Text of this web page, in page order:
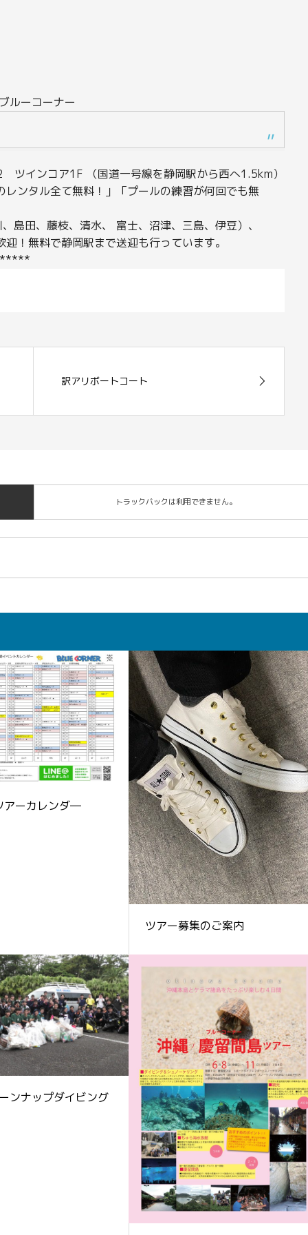
ルーコーナー
インコア1F （国道一号線を静岡駅から西へ1.5km）
ンタル全て無料！」「プールの練習が何回でも無
島田、藤枝、清水、 富士、沼津、三島、伊豆）、
！無料で静岡駅まで送迎も行っています。
訳アリボートコート
トラックバックは利用できません。
アーカレンダ―
ツアー募集のご案内
ンナップダイビング